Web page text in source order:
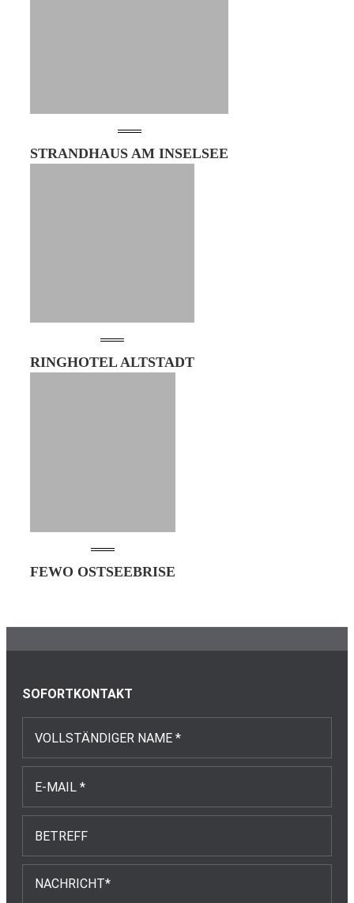
STRANDHAUS AM INSELSEE
RINGHOTEL ALTSTADT
FEWO OSTSEEBRISE
SOFORTKONTAKT